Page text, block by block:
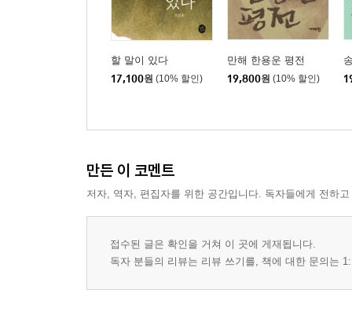
할 말이 있다
17,100원 (10% 할인)
만해 한용운 평전
19,800원 (10% 할인)
만든 이 코멘트
저자, 역자, 편집자를 위한 공간입니다. 독자들에게 전하
접수된 글은 확인을 거쳐 이 곳에 게재됩니다.
독자 분들의 리뷰는 리뷰 쓰기를, 책에 대한 문의는